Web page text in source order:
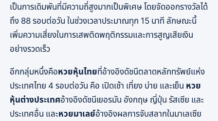
เป็นการเดิมพันที่มีความถี่สูงมากเป็นพิเศษ โดยจัดออกรางวัลได้
ถึง 88 รอบต่อวัน ในช่วงเวลาประมาณทุก 15 นาที ลักษณะนี้
เพิ่มความเสี่ยงในการเสพติดพฤติกรรมและการสูญเสียเงิน
อย่างรวดเร็ว
อีกกลุ่มหนึ่งคือหวยหุ้นไทยที่อ้างอิงดัชนีตลาดหลักทรัพย์แห่ง
ประเทศไทย 4 รอบต่อวัน คือ เปิดเช้า เที่ยง บ่าย และเย็น หวย
หุ้นต่างประเทศอ้างอิงดัชนีเยอรมัน อังกฤษ ญี่ปุ่น รัสเซีย และ
ประเทศอื่น และหวยมาเลย์อ้างอิงผลการจับสลากในมาเลเซีย